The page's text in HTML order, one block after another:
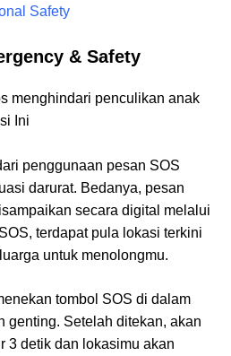
Safety
& Safety
penggunaan pesan SOS
darurat. Bedanya, pesan
secara digital melalui
terdapat pula lokasi terkini
untuk menolongmu.
tombol SOS di dalam
genting. Setelah ditekan, akan
3 detik dan lokasimu akan